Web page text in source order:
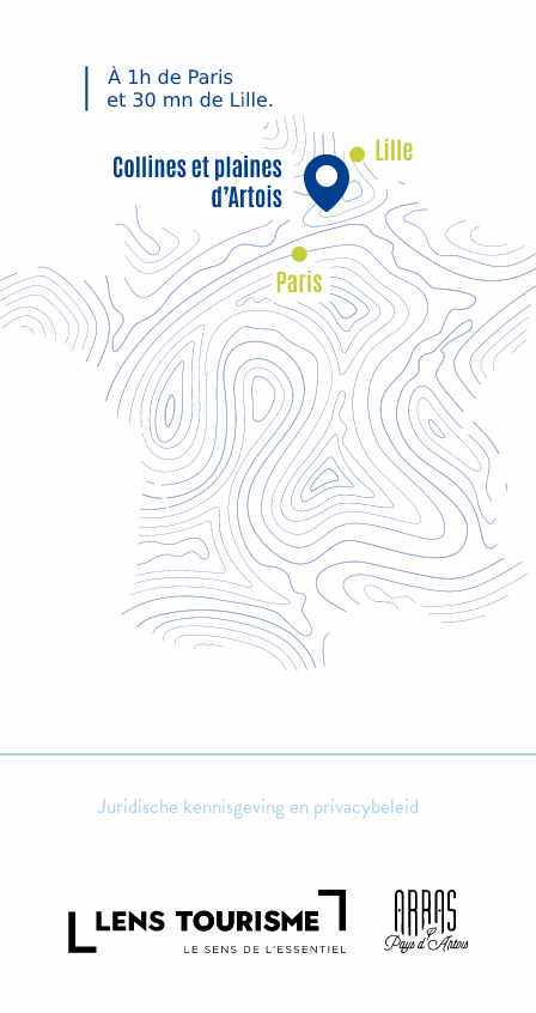
Juridische kennisgeving en privacybeleid